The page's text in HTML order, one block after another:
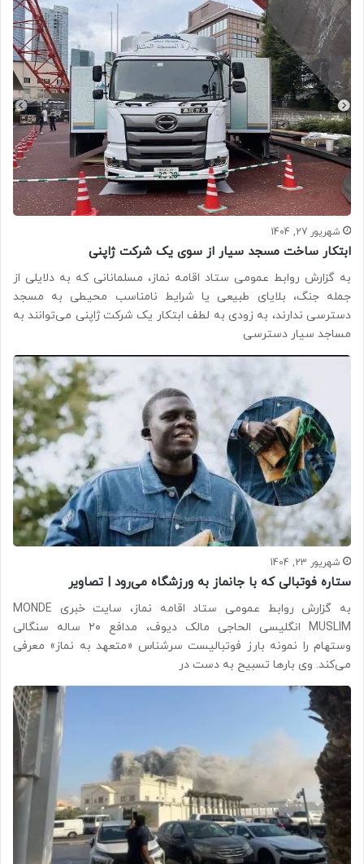
شهریور 27, 1404
ابتکار ساخت مسجد سیار از سوی یک شرکت ژاپنی
به گزارش روابط عمومی ستاد اقامه نماز، مسلمانانی که به دلایلی از
جمله جنگ، بلایای طبیعی یا شرایط نامناسب محیطی به مسجد
دسترسی ندارند، به زودی به لطف ابتکار یک شرکت ژاپنی می‌توانند به
مساجد سیار دسترسی
شهریور 23, 1404
ستاره فوتبالی که با جانماز به ورزشگاه می‌رود | تصاویر
به گزارش روابط عمومی ستاد اقامه نماز، سایت خبری MONDE
MUSLIM انگلیسی الحاجی مالک دیوف، مدافع ۲۰ ساله سنگالی
وستهام را نمونه بارز فوتبالیست سرشناس «متعهد به نماز» معرفی
می‌کند. وی بارها تسبیح به دست در